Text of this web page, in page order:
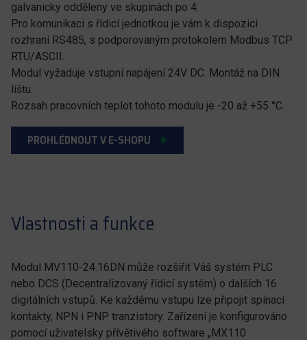
galvanicky odděleny ve skupinách po 4.
Pro komunikaci s řídicí jednotkou je vám k dispozici
rozhraní RS485, s podporovaným protokolem Modbus TCP
RTU/ASCII.
Modul vyžaduje vstupní napájení 24V DC. Montáž na DIN
lištu.
Rozsah pracovních teplot tohoto modulu je -20 až +55 °C.
PROHLÉDNOUT V E-SHOPU
Vlastnosti a funkce
Modul MV110-24.16DN může rozšířit Váš systém PLC
nebo DCS (Decentralizovaný řídicí systém) o dalších 16
digitálních vstupů. Ke každému vstupu lze připojit spínací
kontakty, NPN i PNP tranzistory. Zařízení je konfigurováno
pomocí uživatelsky přívětivého software „MX110